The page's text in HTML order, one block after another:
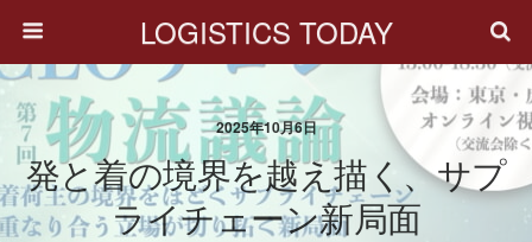
LOGISTICS TODAY
2025年10月6日
発と着の境界を越え描く、サプ
ライチェーン新局面